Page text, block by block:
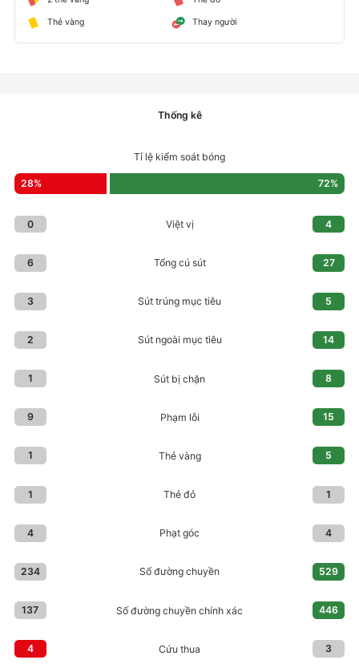
Thẻ vàng Thay người
Thống kê
Tỉ lệ kiểm soát bóng
28% 72%
0 Việt vị 4
6 Tổng cú sút 27
3 Sút trúng mục tiêu 5
2 Sút ngoài mục tiêu 14
1 Sút bị chặn 8
9 Phạm lỗi 15
1 Thẻ vàng 5
1 Thẻ đỏ 1
4 Phạt góc 4
234 Số đường chuyền 529
137 Số đường chuyền chính xác 446
4 Cứu thua 3